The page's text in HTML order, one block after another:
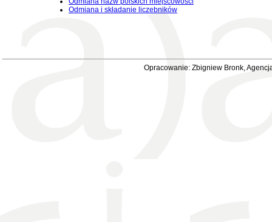
Odmiana i składanie liczebników
Opracowanie: Zbigniew Bronk,